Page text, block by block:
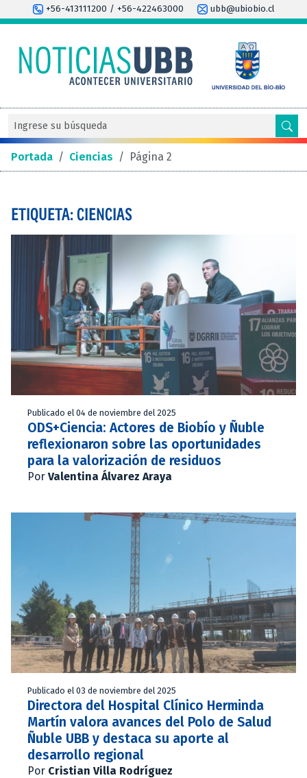
+56-413111200 / +56-422463000 ubb@ubiobio.cl
Portada / Ciencias / Página 2
ETIQUETA: CIENCIAS
Publicado el 04 de noviembre del 2025
ODS+Ciencia: Actores de Biobío y Ñuble
reflexionaron sobre las oportunidades
para la valorización de residuos
Por Valentina Álvarez Araya
Publicado el 03 de noviembre del 2025
Directora del Hospital Clínico Herminda
Martín valora avances del Polo de Salud
Ñuble UBB y destaca su aporte al
desarrollo regional
Por Cristian Villa Rodríguez